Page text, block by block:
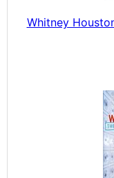
Whitney